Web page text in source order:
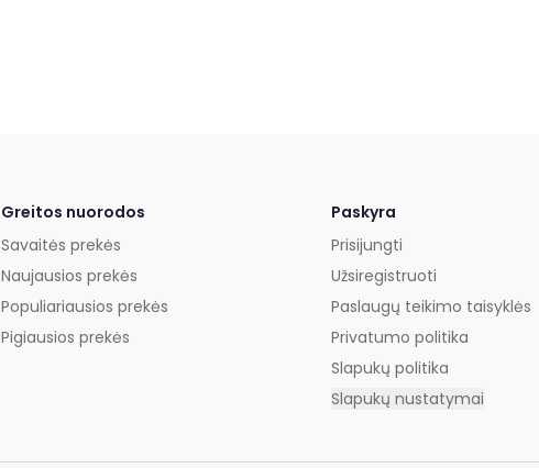
Greitos nuorodos
Savaitės prekės
Naujausios prekės
Populiariausios prekės
Pigiausios prekės
Paskyra
Prisijungti
Užsiregistruoti
Paslaugų teikimo taisyklės
Privatumo politika
Slapukų politika
Slapukų nustatymai